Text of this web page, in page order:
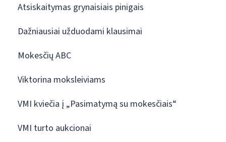
Atsiskaitymas grynaisiais pinigais
Dažniausiai užduodami klausimai
Mokesčių ABC
Viktorina moksleiviams
VMI kviečia į „Pasimatymą su mokesčiais“
VMI turto aukcionai